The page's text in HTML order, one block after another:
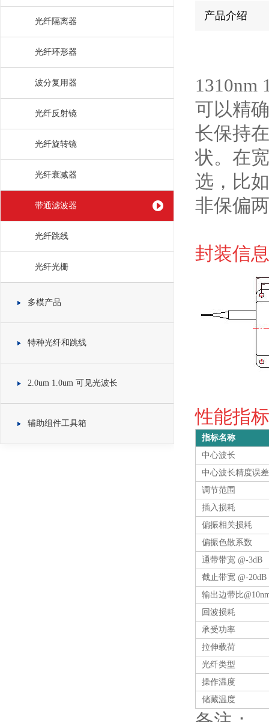
光纤隔离器
光纤环形器
波分复用器
光纤反射镜
光纤旋转镜
光纤衰减器
带通滤波器
光纤跳线
光纤光栅
多模产品
特种光纤和跳线
2.0um 1.0um 可见光波长
辅助组件工具箱
产品介绍
1310nm
可以精
长保持
状。在
选，比
非保偏
封装信
性能指
指标名称
中心波长
中心波长精度误差
调节范围
插入损耗
偏振相关损耗
偏振色散系数
通带带宽 @-3dB
截止带宽 @-20dB
输出边带比
回波损耗
承受功率
拉伸载荷
光纤类型
操作温度
储藏温度